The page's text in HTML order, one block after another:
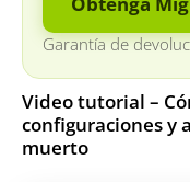
Garantía de
Video tutorial –
configuraciones y
muerto